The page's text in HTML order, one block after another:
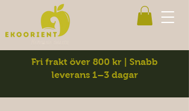
Fri frakt över 800 kr | Snabb
leverans 1–3 dagar